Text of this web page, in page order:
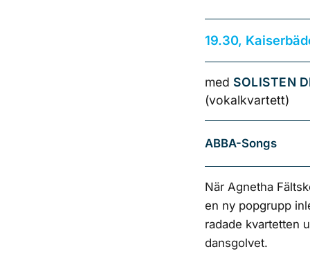
19.30,
med SOLISTEN
(vokalkvartett)
ABBA-Songs
När Agnetha
en ny popgrupp
radade kvartetten
dansgolvet.